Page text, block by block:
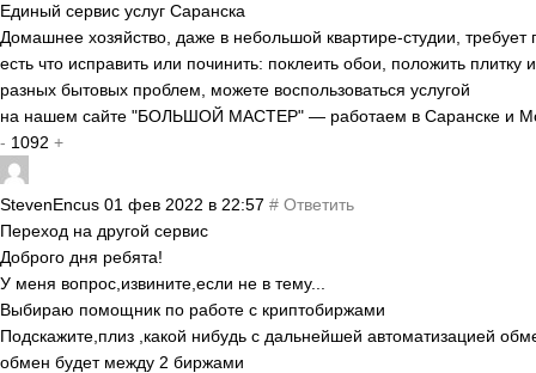
Единый сервис услуг Саранска
Домашнее хозяйство, даже в небольшой квартире-студии,
есть что исправить или починить: поклеить обои, положить
разных бытовых проблем, можете воспользоваться услугой
на нашем сайте "БОЛЬШОЙ МАСТЕР" — работаем в Саранске и
- 1092 +
StevenEncus 01 фев 2022 в 22:57 # Ответить
Переход на другой сервис
Доброго дня ребята!
У меня вопрос,извините,если не в тему...
Выбираю помощник по работе с криптобиржами
Подскажите,плиз ,какой нибудь с дальнейшей автоматизацией
обмен будет между 2 биржами